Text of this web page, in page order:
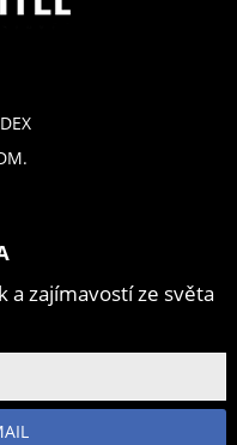
a zajímavostí ze světa